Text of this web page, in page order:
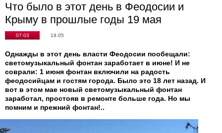
Что было в этот день в Феодосии и
Крыму в прошлые годы 19 мая
07:03 19.05
Однажды в этот день власти Феодосии пообещали:
светомузыкальный фонтан заработает в июне! И не
соврали: 1 июня фонтан включили на радость
феодосийцам и гостям города. Было это 18 лет назад. И
вот в этом мае новый светомузыкальный фонтан
заработал, простояв в ремонте больше года. Но мы
помним и прежний фонтан!..